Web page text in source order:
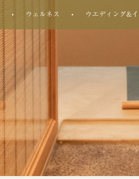
ウェルネス ウエディング&イ